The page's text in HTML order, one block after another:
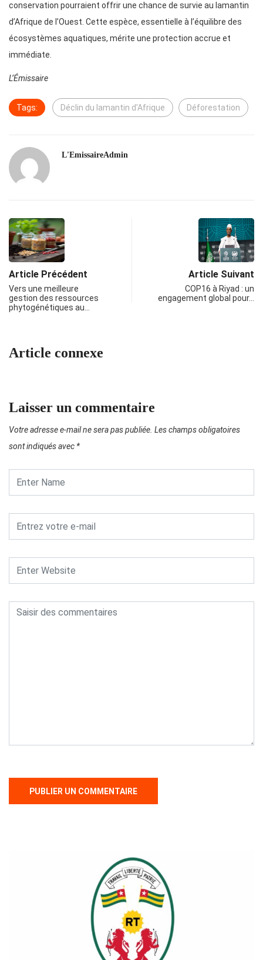
conservation pourraient offrir une chance de survie au lamantin
d’Afrique de l’Ouest. Cette espèce, essentielle à l’équilibre des
écosystèmes aquatiques, mérite une protection accrue et
immédiate.
L’Émissaire
Tags: Déclin du lamantin d'Afrique Déforestation
L'EmissaireAdmin
Article Précédent
Vers une meilleure
gestion des ressources
phytogénétiques au…
Article Suivant
COP16 à Riyad : un
engagement global pour…
Article connexe
Laisser un commentaire
Votre adresse e-mail ne sera pas publiée. Les champs obligatoires
sont indiqués avec *